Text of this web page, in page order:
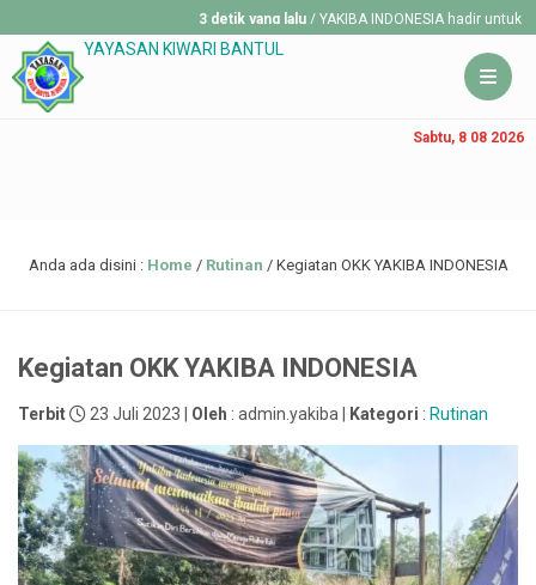
3 detik yang lalu/ YAKIBA INDONESIA hadir untuk
YAYASAN KIWARI BANTUL
Sabtu, 8 08 2026
Anda ada disini : Home / Rutinan / Kegiatan OKK YAKIBA INDONESIA
Kegiatan OKK YAKIBA INDONESIA
Terbit 23 Juli 2023 | Oleh : admin.yakiba | Kategori : Rutinan